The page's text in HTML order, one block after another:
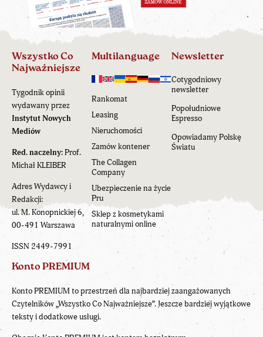
Wszystko Co
Najważniejsze
Tygodnik opinii
wydawany przez
Instytut Nowych
Mediów
Red. naczelny:Prof.
Michał KLEIBER
Adres Wydawcy i
Redakcji:
ul. M. Konopnickiej 6,
00-491 Warszawa
ISSN 2449-7991
Multilanguage
Rankomat
Leasing
Nieruchomości
Zamów kontener
The Collagen
Company
Ubezpieczenie na życie
Pru
Sklep z kosmetykami
naturalnymi online
Newsletter
Cotygodniowy
newsletter
Popołudniowe
Espresso
Opowiadamy Polskę
Światu
Konto PREMIUM
Konto PREMIUM to przestrzeń dla najbardziej zaangażowanych
Czytelników „Wszystko Co Najważniejsze”. Jeszcze bardziej wyjątkowe
teksty i dodatkowe usługi.